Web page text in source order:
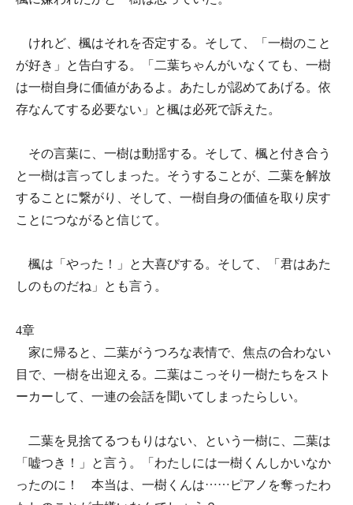
けれど、楓はそれを否定する。そして、「一樹のこと
が好き」と告白する。「二葉ちゃんがいなくても、一樹
は一樹自身に価値があるよ。あたしが認めてあげる。依
存なんてする必要ない」と楓は必死で訴えた。
その言葉に、一樹は動揺する。そして、楓と付き合う
と一樹は言ってしまった。そうすることが、二葉を解放
することに繋がり、そして、一樹自身の価値を取り戻す
ことにつながると信じて。
楓は「やった！」と大喜びする。そして、「君はあた
しのものだね」とも言う。
4章
家に帰ると、二葉がうつろな表情で、焦点の合わない
目で、一樹を出迎える。二葉はこっそり一樹たちをスト
ーカーして、一連の会話を聞いてしまったらしい。
二葉を見捨てるつもりはない、という一樹に、二葉は
「嘘つき！」と言う。「わたしには一樹くんしかいなか
ったのに！ 本当は、一樹くんは……ピアノを奪ったわ